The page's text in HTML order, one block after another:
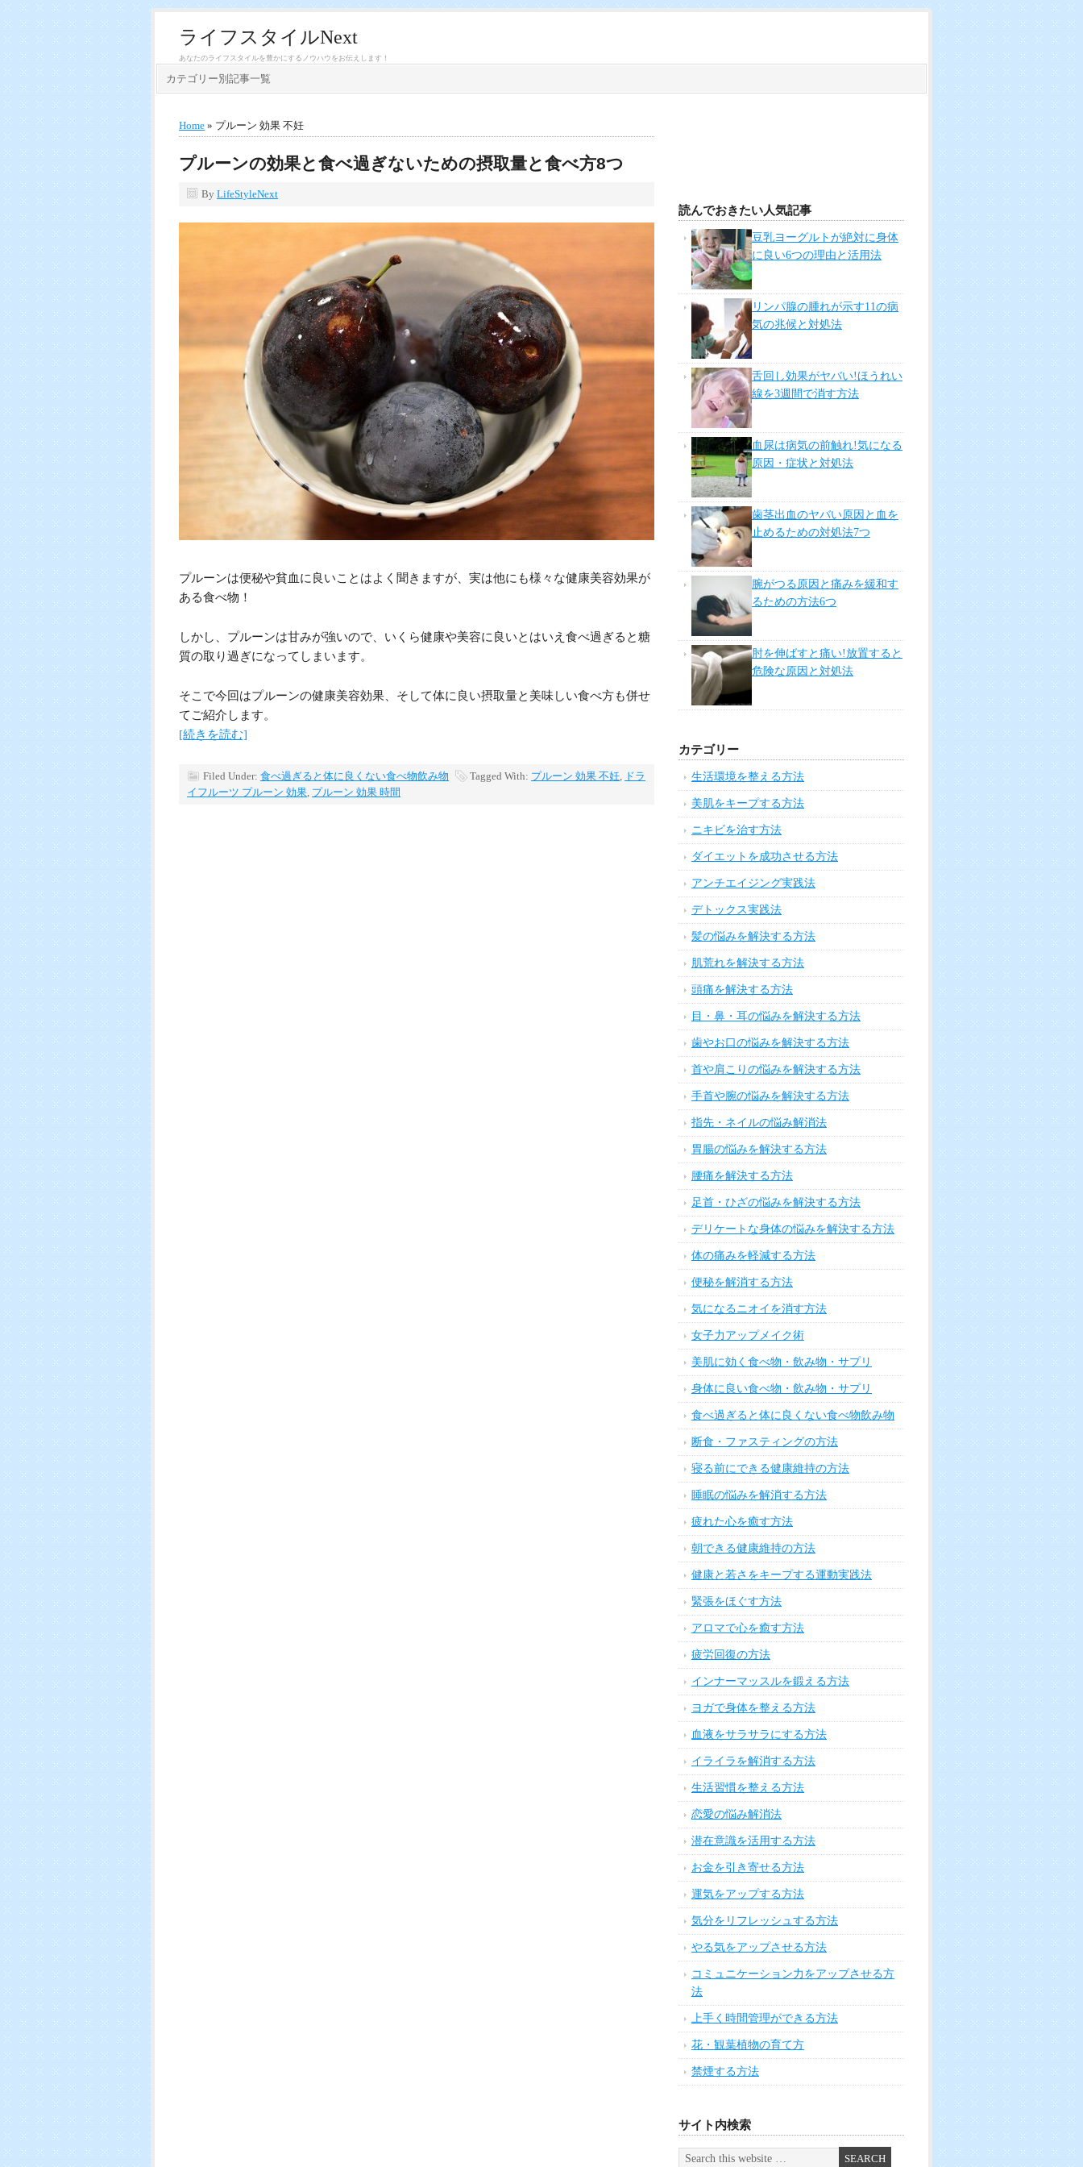
ライフスタイルNext
あなたのライフスタイルを豊かにするノウハウをお伝えします！
カテゴリー別記事一覧
Home » プルーン 効果 不妊
プルーンの効果と食べ過ぎないための摂取量と食べ方8つ
By LifeStyleNext
プルーンは便秘や貧血に良いことはよく聞きますが、実は他にも様々な健康美容効果が
ある食べ物！
しかし、プルーンは甘みが強いので、いくら健康や美容に良いとはいえ食べ過ぎると糖
質の取り過ぎになってしまいます。
そこで今回はプルーンの健康美容効果、そして体に良い摂取量と美味しい食べ方も併せ
てご紹介します。
[続きを読む]
Filed Under: 食べ過ぎると体に良くない食べ物飲み物 Tagged With: プルーン 効果 不妊
ドラ
イフルーツ プルーン 効果 プルーン 効果 時間
読んでおきたい人気記事
豆乳ヨーグルトが絶対に身体
に良い6つの理由と活用法
リンパ腺の腫れが示す11の病
気の兆候と対処法
舌回し効果がヤバい!ほうれい
線を3週間で消す方法
血尿は病気の前触れ!気になる
原因・症状と対処法
歯茎出血のヤバい原因と血を
止めるための対処法7つ
腕がつる原因と痛みを緩和す
るための方法6つ
肘を伸ばすと痛い!放置すると
危険な原因と対処法
カテゴリー
生活環境を整える方法
美肌をキープする方法
ニキビを治す方法
ダイエットを成功させる方法
アンチエイジング実践法
デトックス実践法
髪の悩みを解決する方法
肌荒れを解決する方法
頭痛を解決する方法
目・鼻・耳の悩みを解決する方法
歯やお口の悩みを解決する方法
首や肩こりの悩みを解決する方法
手首や腕の悩みを解決する方法
指先・ネイルの悩み解消法
胃腸の悩みを解決する方法
腰痛を解決する方法
足首・ひざの悩みを解決する方法
デリケートな身体の悩みを解決する方法
体の痛みを軽減する方法
便秘を解消する方法
気になるニオイを消す方法
女子力アップメイク術
美肌に効く食べ物・飲み物・サプリ
身体に良い食べ物・飲み物・サプリ
食べ過ぎると体に良くない食べ物飲み物
断食・ファスティングの方法
寝る前にできる健康維持の方法
睡眠の悩みを解消する方法
疲れた心を癒す方法
朝できる健康維持の方法
健康と若さをキープする運動実践法
緊張をほぐす方法
アロマで心を癒す方法
疲労回復の方法
インナーマッスルを鍛える方法
ヨガで身体を整える方法
血液をサラサラにする方法
イライラを解消する方法
生活習慣を整える方法
恋愛の悩み解消法
潜在意識を活用する方法
お金を引き寄せる方法
運気をアップする方法
気分をリフレッシュする方法
やる気をアップさせる方法
コミュニケーション力をアップさせる方
法
上手く時間管理ができる方法
花・観葉植物の育て方
禁煙する方法
サイト内検索